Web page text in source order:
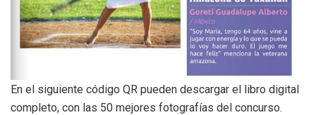
En el siguiente código QR pueden descargar el libro digital
completo, con las 50 mejores fotografías del concurso.